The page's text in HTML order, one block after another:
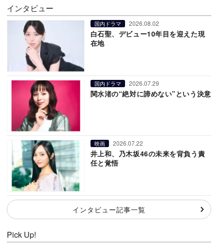
インタビュー
国内ドラマ 2026.08.02
白石聖、デビュー10年目を迎えた現
在地
国内ドラマ 2026.07.29
関水渚の“絶対に諦めない”という決意
映画 2026.07.22
井上和、乃木坂46の未来を背負う責
任と覚悟
インタビュー記事一覧
Pick Up!